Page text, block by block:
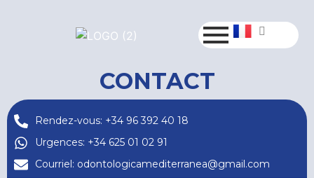
CONTACT
Rendez-vous: +34 96 392 40 18
Urgences: +34 625 01 02 91
Courriel: odontologicamediterranea@gmail.com